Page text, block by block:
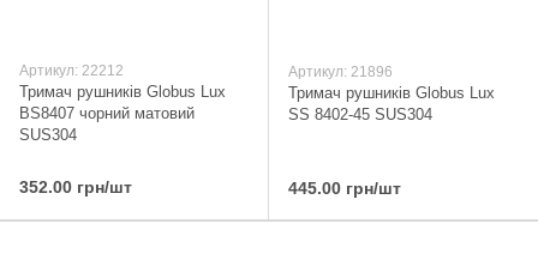
Артикул: 22212
Тримач рушників Globus Lux
BS8407 чорний матовий
SUS304
352.00 грн/шт
Артикул: 21896
Тримач рушників Globus Lux
SS 8402-45 SUS304
445.00 грн/шт